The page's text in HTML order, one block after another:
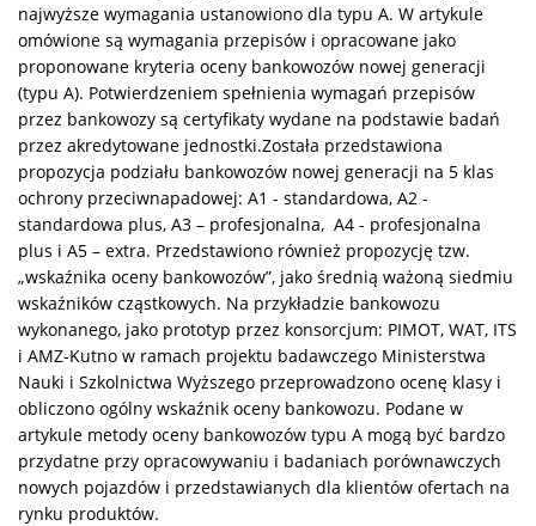
najwyższe wymagania ustanowiono dla typu A. W artykule
omówione są wymagania przepisów i opracowane jako
proponowane kryteria oceny bankowozów nowej generacji
(typu A). Potwierdzeniem spełnienia wymagań przepisów
przez bankowozy są certyfikaty wydane na podstawie badań
przez akredytowane jednostki.Została przedstawiona
propozycja podziału bankowozów nowej generacji na 5 klas
ochrony przeciwnapadowej: A1 - standardowa, A2 -
standardowa plus, A3 – profesjonalna, A4 - profesjonalna
plus i A5 – extra. Przedstawiono również propozycję tzw.
„wskaźnika oceny bankowozów”, jako średnią ważoną siedmiu
wskaźników cząstkowych. Na przykładzie bankowozu
wykonanego, jako prototyp przez konsorcjum: PIMOT, WAT, ITS
i AMZ-Kutno w ramach projektu badawczego Ministerstwa
Nauki i Szkolnictwa Wyższego przeprowadzono ocenę klasy i
obliczono ogólny wskaźnik oceny bankowozu. Podane w
artykule metody oceny bankowozów typu A mogą być bardzo
przydatne przy opracowywaniu i badaniach porównawczych
nowych pojazdów i przedstawianych dla klientów ofertach na
rynku produktów.